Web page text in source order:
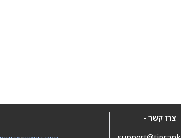
צרו קשר -